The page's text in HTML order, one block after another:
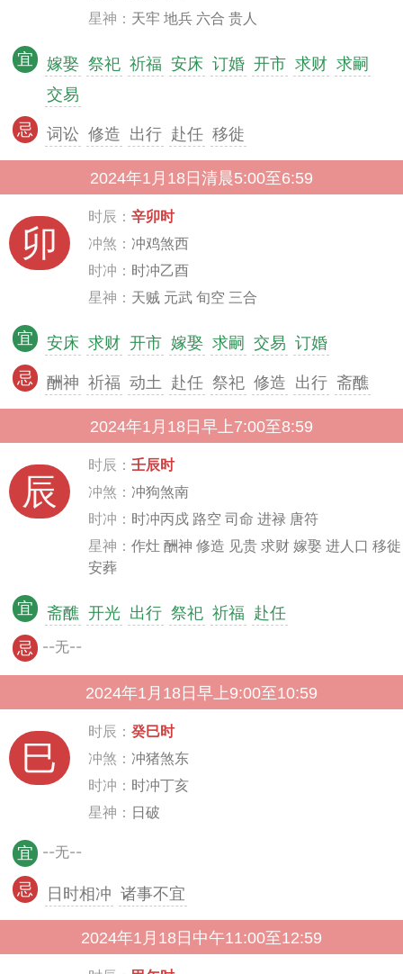
星神： 天牢 地兵 六合 贵人
宜 嫁娶 祭祀 祈福 安床 订婚 开市 求财 求嗣
交易
忌 词讼 修造 出行 赴任 移徙
2024年1月18日清晨5:00至6:59
卯
时辰： 辛卯时
冲煞： 冲鸡煞西
时冲： 时冲乙酉
星神： 天贼 元武 旬空 三合
宜 安床 求财 开市 嫁娶 求嗣 交易 订婚
忌 酬神 祈福 动土 赴任 祭祀 修造 出行 斋醮
2024年1月18日早上7:00至8:59
辰
时辰： 壬辰时
冲煞： 冲狗煞南
时冲： 时冲丙戍 路空 司命 进禄 唐符
星神： 作灶 酬神 修造 见贵 求财 嫁娶 进人口 移徙
安葬
宜 斋醮 开光 出行 祭祀 祈福 赴任
忌 --无--
2024年1月18日早上9:00至10:59
巳
时辰： 癸巳时
冲煞： 冲猪煞东
时冲： 时冲丁亥
星神： 日破
宜 --无--
忌 日时相冲 诸事不宜
2024年1月18日中午11:00至12:59